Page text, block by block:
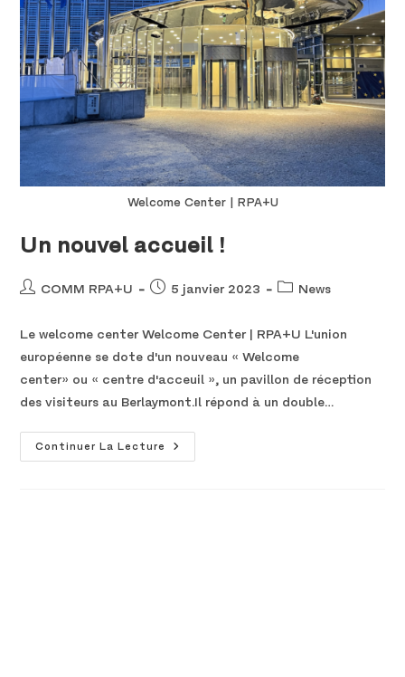
Welcome Center | RPA+U
Un nouvel accueil !
COMM RPA+U 5 janvier 2023 News
Le welcome center Welcome Center | RPA+U L'union
européenne se dote d'un nouveau « Welcome
center» ou « centre d'acceuil », un pavillon de réception
des visiteurs au Berlaymont.Il répond à un double…
Continuer La Lecture